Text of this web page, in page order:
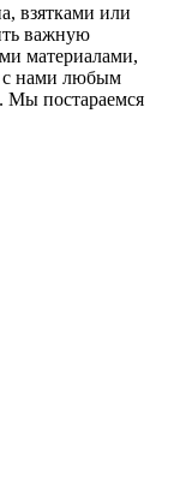
взятками или
важную
материалами,
с нами любым
Мы постараемся